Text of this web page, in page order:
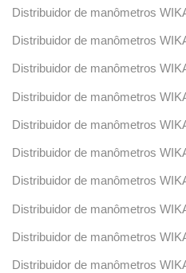
Distribuidor de manômetros
Distribuidor de manômetros
Distribuidor de manômetros
Distribuidor de manômetros
Distribuidor de manômetros
Distribuidor de manômetros
Distribuidor de manômetros
Distribuidor de manômetros
Distribuidor de manômetros
Distribuidor de manômetros